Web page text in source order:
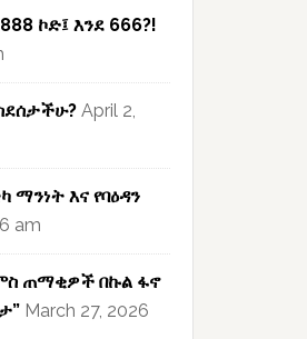
ኮድ፤ እንደ 666?!
April 2,
ማንነት እና የባዕዳን
am
ጠማቂዎች በኩል ፋኖ
March 27, 2026